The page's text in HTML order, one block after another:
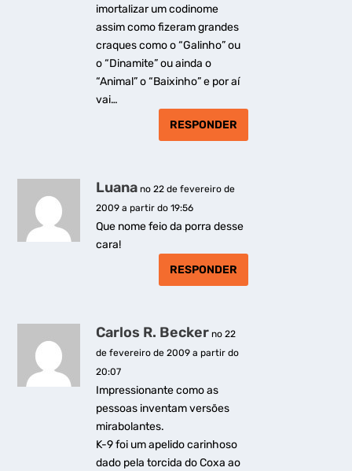
imortalizar um codinome
assim como fizeram grandes
craques como o “Galinho” ou
o “Dinamite” ou ainda o
“Animal” o “Baixinho” e por aí
vai…
RESPONDER
Luana no 22 de fevereiro de
2009 a partir do 19:56
Que nome feio da porra desse
cara!
RESPONDER
Carlos R. Becker no 22
de fevereiro de 2009 a partir do
20:07
Impressionante como as
pessoas inventam versões
mirabolantes.
K-9 foi um apelido carinhoso
dado pela torcida do Coxa ao